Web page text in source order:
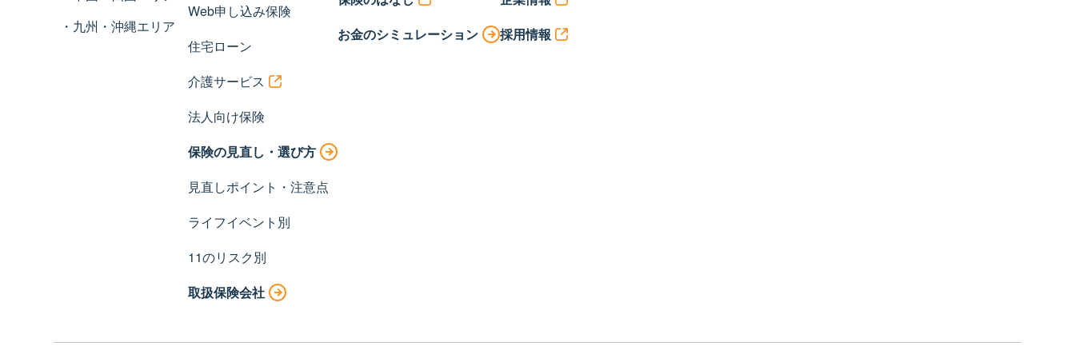
九州・沖縄エリア
Web申し込み保険
住宅ローン
介護サービス
法人向け保険
保険の見直し・選び方
見直しポイント・注意点
ライフイベント別
11のリスク別
取扱保険会社
お金のシミュレーション
採用情報